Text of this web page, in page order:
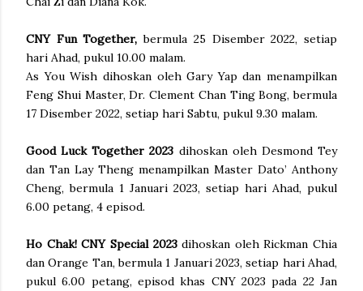
CNY Fun Together, bermula 25 Disember 2022, setiap
hari Ahad, pukul 10.00 malam.
As You Wish dihoskan oleh Gary Yap dan menampilkan
Feng Shui Master, Dr. Clement Chan Ting Bong, bermula
17 Disember 2022, setiap hari Sabtu, pukul 9.30 malam.
Good Luck Together 2023 dihoskan oleh Desmond Tey
dan Tan Lay Theng menampilkan Master Dato’ Anthony
Cheng, bermula 1 Januari 2023, setiap hari Ahad, pukul
6.00 petang, 4 episod.
Ho Chak! CNY Special 2023dihoskan oleh Rickman Chia
dan Orange Tan, bermula 1 Januari 2023, setiap hari Ahad,
pukul 6.00 petang, episod khas CNY 2023 pada 22 Jan